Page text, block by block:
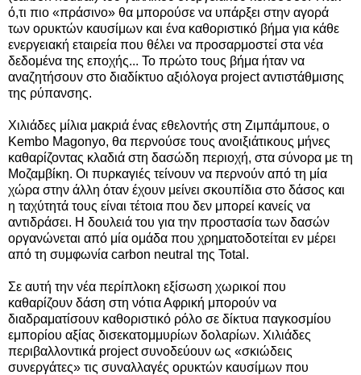
ό,τι πιο «πράσινο» θα μπορούσε να υπάρξει στην αγορά
των ορυκτών καυσίμων και ένα καθοριστικό βήμα για κάθε
ενεργειακή εταιρεία που θέλει να προσαρμοστεί στα νέα
δεδομένα της εποχής... Το πρώτο τους βήμα ήταν να
αναζητήσουν στο διαδίκτυο αξιόλογα project αντιστάθμισης
της ρύπανσης.
Χιλιάδες μίλια μακριά ένας εθελοντής στη Ζιμπάμπουε, ο
Kembo Magonyo, θα περνούσε τους ανοιξιάτικους μήνες
καθαρίζοντας κλαδιά στη δασώδη περιοχή, στα σύνορα με τη
Μοζαμβίκη. Οι πυρκαγιές τείνουν να περνούν από τη μία
χώρα στην άλλη όταν έχουν μείνει σκουπίδια στο δάσος και
η ταχύτητά τους είναι τέτοια που δεν μπορεί κανείς να
αντιδράσει. Η δουλειά του για την προστασία των δασών
οργανώνεται από μία ομάδα που χρηματοδοτείται εν μέρει
από τη συμφωνία carbon neutral της Total.
Σε αυτή την νέα περίπλοκη εξίσωση χωρικοί που
καθαρίζουν δάση στη νότια Αφρική μπορούν να
διαδραματίσουν καθοριστικό ρόλο σε δίκτυα παγκοσμίου
εμπορίου αξίας δισεκατομμυρίων δολαρίων. Χιλιάδες
περιβαλλοντικά project συνοδεύουν ως «σκιώδεις
συνεργάτες» τις συναλλαγές ορυκτών καυσίμων που